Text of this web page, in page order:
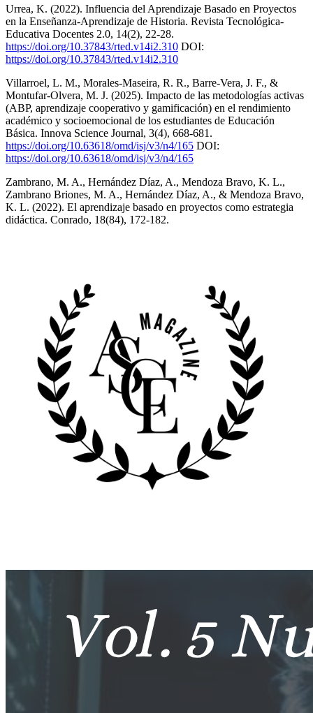
Urrea, K. (2022). Influencia del Aprendizaje Basado en Proyectos
en la Enseñanza-Aprendizaje de Historia. Revista Tecnológica-
Educativa Docentes 2.0, 14(2), 22-28.
https://doi.org/10.37843/rted.v14i2.310 DOI:
https://doi.org/10.37843/rted.v14i2.310
Villarroel, L. M., Morales-Maseira, R. R., Barre-Vera, J. F., &
Montufar-Olvera, M. J. (2025). Impacto de las metodologías activas
(ABP, aprendizaje cooperativo y gamificación) en el rendimiento
académico y socioemocional de los estudiantes de Educación
Básica. Innova Science Journal, 3(4), 668-681.
https://doi.org/10.63618/omd/isj/v3/n4/165 DOI:
https://doi.org/10.63618/omd/isj/v3/n4/165
Zambrano, M. A., Hernández Díaz, A., Mendoza Bravo, K. L.,
Zambrano Briones, M. A., Hernández Díaz, A., & Mendoza Bravo,
K. L. (2022). El aprendizaje basado en proyectos como estrategia
didáctica. Conrado, 18(84), 172-182.